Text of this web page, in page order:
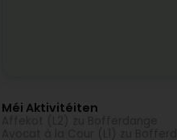
Méi Aktivitéiten